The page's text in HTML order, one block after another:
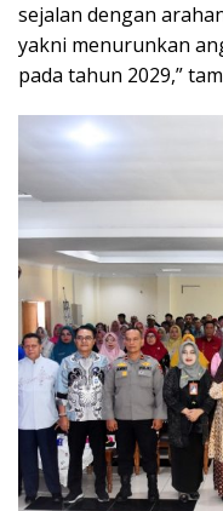
sejalan dengan
yakni menurunkan
pada tahun 2029,”